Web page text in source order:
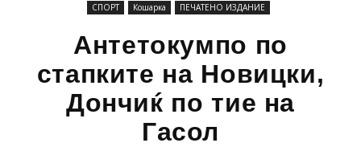
СПОРТ Кошарка ПЕЧАТЕНО ИЗДАНИЕ
Антетокумпо по
стапките на Новицки,
Дончиќ по тие на
Гасол